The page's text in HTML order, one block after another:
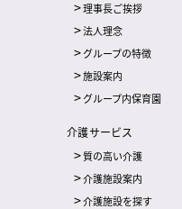
理事長ご挨拶
法人理念
グループの特徴
施設案内
グループ内保育園
介護サービス
質の高い介護
介護施設案内
介護施設を探す